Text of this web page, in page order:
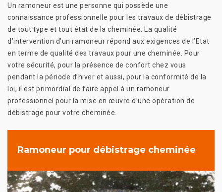
Un ramoneur est une personne qui possède une
connaissance professionnelle pour les travaux de débistrage
de tout type et tout état de la cheminée. La qualité
d’intervention d’un ramoneur répond aux exigences de l’Etat
en terme de qualité des travaux pour une cheminée. Pour
votre sécurité, pour la présence de confort chez vous
pendant la période d’hiver et aussi, pour la conformité de la
loi, il est primordial de faire appel à un ramoneur
professionnel pour la mise en œuvre d’une opération de
débistrage pour votre cheminée.
Ramoneur pour débistrage cheminée